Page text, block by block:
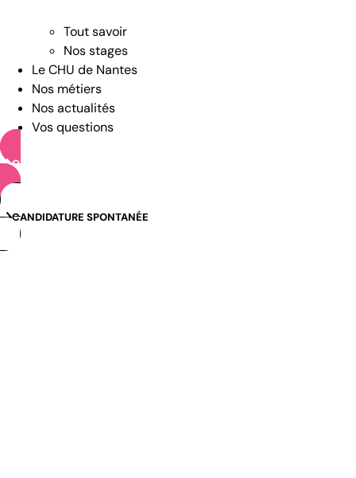
Tout savoir
Nos stages
Le CHU de Nantes
Nos métiers
Nos actualités
Vos questions
OFFRES D’EMPLOI
CANDIDATURE SPONTANÉE